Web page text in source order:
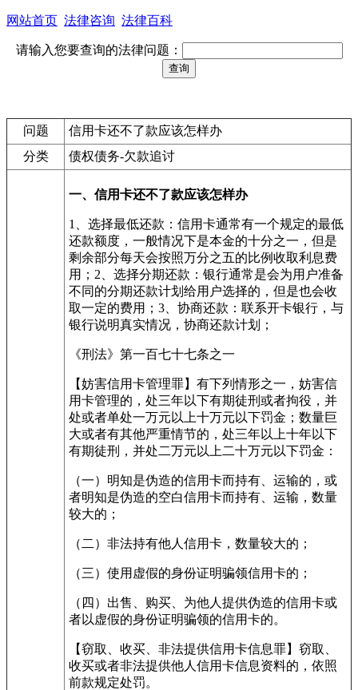
网站首页 法律咨询 法律百科
请输入您要查询的法律问题：
问题
信用卡还不了款应该怎样办
分类
债权债务-欠款追讨
一、信用卡还不了款应该怎样办
1、选择最低还款：信用卡通常有一个规定的最低
还款额度，一般情况下是本金的十分之一，但是
剩余部分每天会按照万分之五的比例收取利息费
用；2、选择分期还款：银行通常是会为用户准备
不同的分期还款计划给用户选择的，但是也会收
取一定的费用；3、协商还款：联系开卡银行，与
银行说明真实情况，协商还款计划；
《刑法》第一百七十七条之一
【妨害信用卡管理罪】有下列情形之一，妨害信
用卡管理的，处三年以下有期徒刑或者拘役，并
处或者单处一万元以上十万元以下罚金；数量巨
大或者有其他严重情节的，处三年以上十年以下
有期徒刑，并处二万元以上二十万元以下罚金：
（一）明知是伪造的信用卡而持有、运输的，或
者明知是伪造的空白信用卡而持有、运输，数量
较大的；
（二）非法持有他人信用卡，数量较大的；
（三）使用虚假的身份证明骗领信用卡的；
（四）出售、购买、为他人提供伪造的信用卡或
者以虚假的身份证明骗领的信用卡的。
【窃取、收买、非法提供信用卡信息罪】窃取、
收买或者非法提供他人信用卡信息资料的，依照
前款规定处罚。